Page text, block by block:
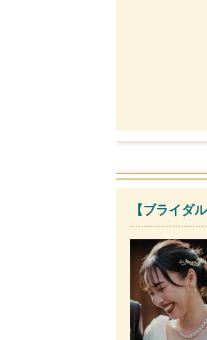
【ブライダ